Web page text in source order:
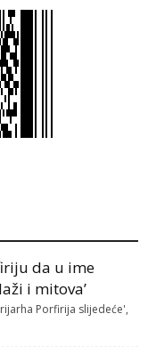
da u ime
i mitova’
Porfirija slijedeće',